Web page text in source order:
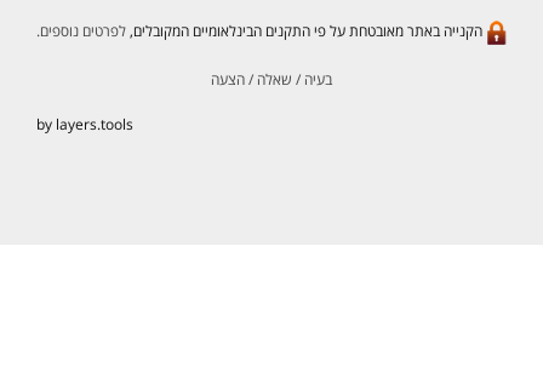
הקנייה באתר מאובטחת על פי התקנים הבינלאומיים המקובלים,לפרטים נוספים.
בעיה / שאלה / הצעה
by layers.tools